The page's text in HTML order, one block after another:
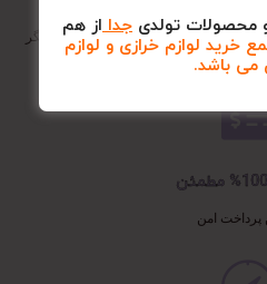
بسته و تعویض آن با هر نوع جنس دیگر
مناسبتی مانند یلدا، ولنتاین و سال نو)
پرداخت امن
محصولات تولدی جدا از هم
خرید لوازم خرازی و لوازم
می باشد.